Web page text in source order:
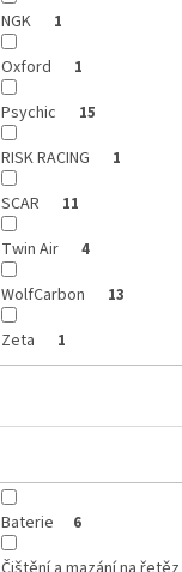
NGK 1
Oxford 1
Psychic 15
RISK RACING 1
SCAR 11
Twin Air 4
WolfCarbon 13
Zeta 1
Baterie 6